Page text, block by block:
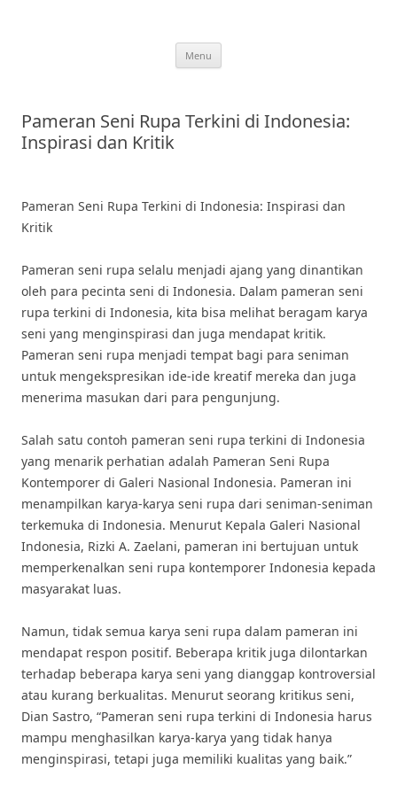
Menu
Pameran Seni Rupa Terkini di Indonesia:
Inspirasi dan Kritik
Pameran Seni Rupa Terkini di Indonesia: Inspirasi dan
Kritik
Pameran seni rupa selalu menjadi ajang yang dinantikan
oleh para pecinta seni di Indonesia. Dalam pameran seni
rupa terkini di Indonesia, kita bisa melihat beragam karya
seni yang menginspirasi dan juga mendapat kritik.
Pameran seni rupa menjadi tempat bagi para seniman
untuk mengekspresikan ide-ide kreatif mereka dan juga
menerima masukan dari para pengunjung.
Salah satu contoh pameran seni rupa terkini di Indonesia
yang menarik perhatian adalah Pameran Seni Rupa
Kontemporer di Galeri Nasional Indonesia. Pameran ini
menampilkan karya-karya seni rupa dari seniman-seniman
terkemuka di Indonesia. Menurut Kepala Galeri Nasional
Indonesia, Rizki A. Zaelani, pameran ini bertujuan untuk
memperkenalkan seni rupa kontemporer Indonesia kepada
masyarakat luas.
Namun, tidak semua karya seni rupa dalam pameran ini
mendapat respon positif. Beberapa kritik juga dilontarkan
terhadap beberapa karya seni yang dianggap kontroversial
atau kurang berkualitas. Menurut seorang kritikus seni,
Dian Sastro, “Pameran seni rupa terkini di Indonesia harus
mampu menghasilkan karya-karya yang tidak hanya
menginspirasi, tetapi juga memiliki kualitas yang baik.”